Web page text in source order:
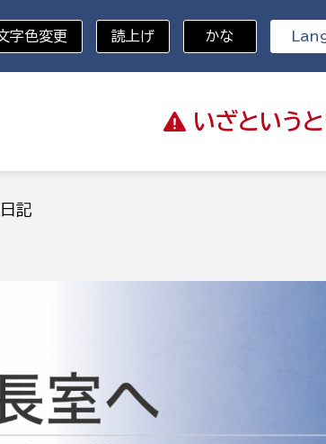
いざと いう
防災・ハザードマップ 避
防災・安全
ル推進課
字色変更 読上げ かな
記